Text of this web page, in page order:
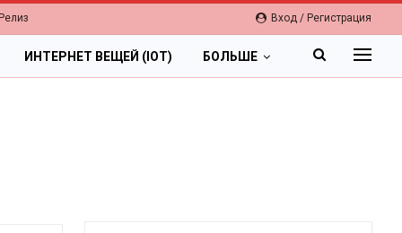
Вход / Регистрация
ИНТЕРНЕТ ВЕЩЕЙ (IOT) БОЛЬШЕ